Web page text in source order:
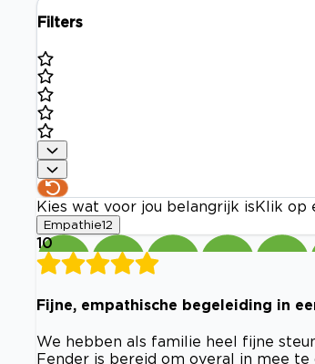
Filters
Kies wat voor jou belangrijk is Klik op
Empathie12
10
Fijne, empathische begeleiding in
We hebben als familie heel fijne
Fender is bereid om overal in mee